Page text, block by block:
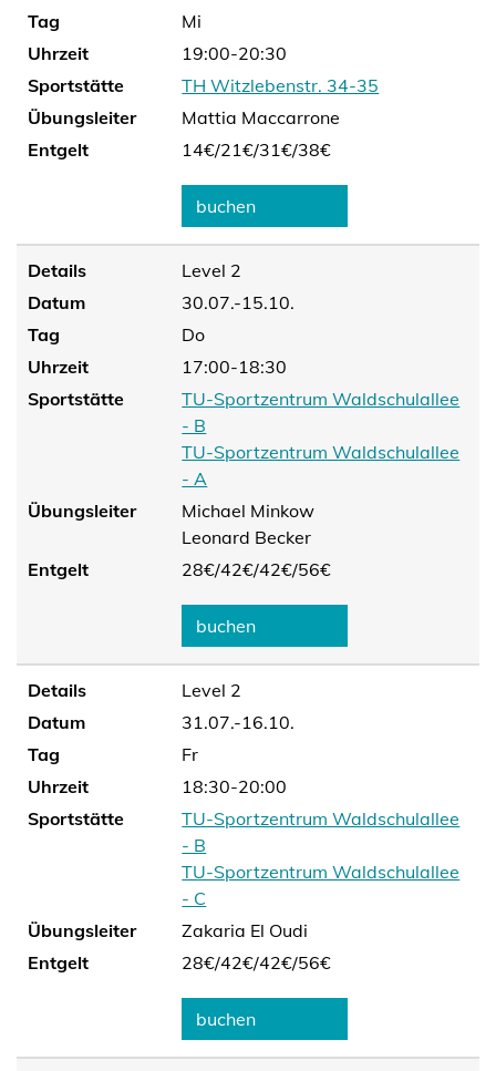
Tag
Mi
Uhrzeit
19:00-20:30
Sportstätte
TH Witzlebenstr. 34-35
Übungsleiter
Mattia Maccarrone
Entgelt
14€/21€/31€/38€
buchen
Details
Level 2
Datum
30.07.-15.10.
Tag
Do
Uhrzeit
17:00-18:30
Sportstätte
TU-Sportzentrum Waldschulallee
- B
TU-Sportzentrum Waldschulallee
- A
Übungsleiter
Michael Minkow
Leonard Becker
Entgelt
28€/42€/42€/56€
buchen
Details
Level 2
Datum
31.07.-16.10.
Tag
Fr
Uhrzeit
18:30-20:00
Sportstätte
TU-Sportzentrum Waldschulallee
- B
TU-Sportzentrum Waldschulallee
- C
Übungsleiter
Zakaria El Oudi
Entgelt
28€/42€/42€/56€
buchen